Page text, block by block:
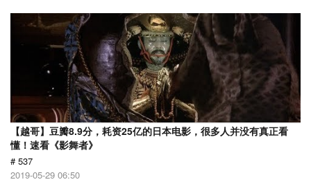
【越哥】豆瓣8.9分，耗资25亿的日本电影，很多人并没有真正看
懂！速看《影舞者》
# 537
2019-05-29 06:50